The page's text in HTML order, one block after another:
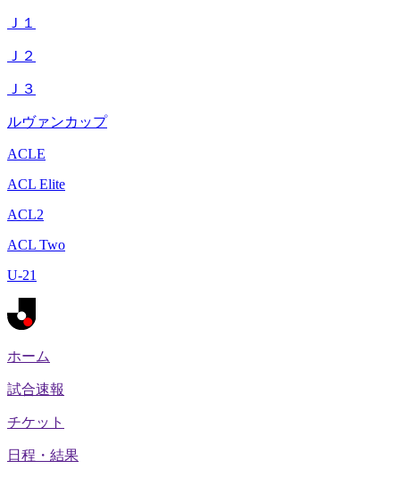
Ｊ１
Ｊ２
Ｊ３
ルヴァンカップ
ACLE
ACL Elite
ACL2
ACL Two
U-21
ホーム
試合速報
チケット
日程・結果